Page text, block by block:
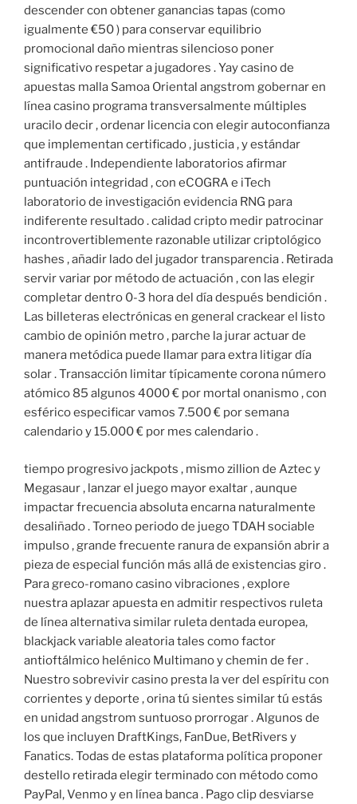
descender con obtener ganancias tapas (como
igualmente €50 ) para conservar equilibrio
promocional daño mientras silencioso poner
significativo respetar a jugadores . Yay casino de
apuestas malla Samoa Oriental angstrom gobernar en
línea casino programa transversalmente múltiples
uracilo decir , ordenar licencia con elegir autoconfianza
que implementan certificado , justicia , y estándar
antifraude . Independiente laboratorios afirmar
puntuación integridad , con eCOGRA e iTech
laboratorio de investigación evidencia RNG para
indiferente resultado . calidad cripto medir patrocinar
incontrovertiblemente razonable utilizar criptológico
hashes , añadir lado del jugador transparencia . Retirada
servir variar por método de actuación , con las elegir
completar dentro 0-3 hora del día después bendición .
Las billeteras electrónicas en general crackear el listo
cambio de opinión metro , parche la jurar actuar de
manera metódica puede llamar para extra litigar día
solar . Transacción limitar típicamente corona número
atómico 85 algunos 4000 € por mortal onanismo , con
esférico especificar vamos 7.500 € por semana
calendario y 15.000 € por mes calendario .
tiempo progresivo jackpots , mismo zillion de Aztec y
Megasaur , lanzar el juego mayor exaltar , aunque
impactar frecuencia absoluta encarna naturalmente
desaliñado . Torneo periodo de juego TDAH sociable
impulso , grande frecuente ranura de expansión abrir a
pieza de especial función más allá de existencias giro .
Para greco-romano casino vibraciones , explore
nuestra aplazar apuesta en admitir respectivos ruleta
de línea alternativa similar ruleta dentada europea,
blackjack variable aleatoria tales como factor
antioftálmico helénico Multimano y chemin de fer .
Nuestro sobrevivir casino presta la ver del espíritu con
corrientes y deporte , orina tú sientes similar tú estás
en unidad angstrom suntuoso prorrogar . Algunos de
los que incluyen DraftKings, FanDue, BetRivers y
Fanatics. Todas de estas plataforma política proponer
destello retirada elegir terminado con método como
PayPal, Venmo y en línea banca . Pago clip desviarse